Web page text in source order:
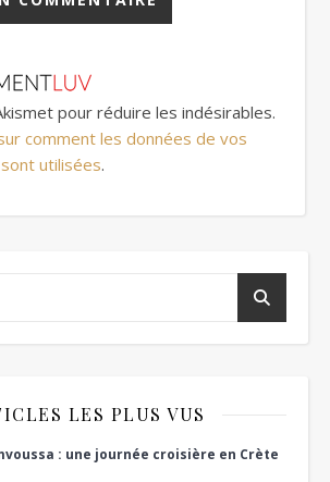
pour réduire les indésirables.
comment les données de vos
utilisées.
LES PLUS VUS
: une journée croisière en Crète